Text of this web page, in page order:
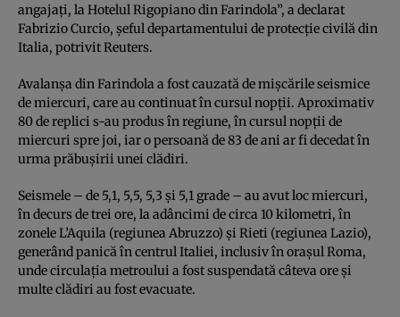
angajaţi, la Hotelul Rigopiano din Farindola”, a declarat
Fabrizio Curcio, şeful departamentului de protecţie civilă din
Italia, potrivit Reuters.
Avalanşa din Farindola a fost cauzată de mişcările seismice
de miercuri, care au continuat în cursul nopţii. Aproximativ
80 de replici s-au produs în regiune, în cursul nopţii de
miercuri spre joi, iar o persoană de 83 de ani ar fi decedat în
urma prăbuşirii unei clădiri.
Seismele – de 5,1, 5,5, 5,3 şi 5,1 grade – au avut loc miercuri,
în decurs de trei ore, la adâncimi de circa 10 kilometri, în
zonele L’Aquila (regiunea Abruzzo) şi Rieti (regiunea Lazio),
generând panică în centrul Italiei, inclusiv în oraşul Roma,
unde circulaţia metroului a fost suspendată câteva ore şi
multe clădiri au fost evacuate.